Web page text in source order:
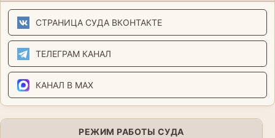
СТРАНИЦА СУДА ВКОНТАКТЕ
ТЕЛЕГРАМ КАНАЛ
КАНАЛ В MAX
РЕЖИМ РАБОТЫ СУДА